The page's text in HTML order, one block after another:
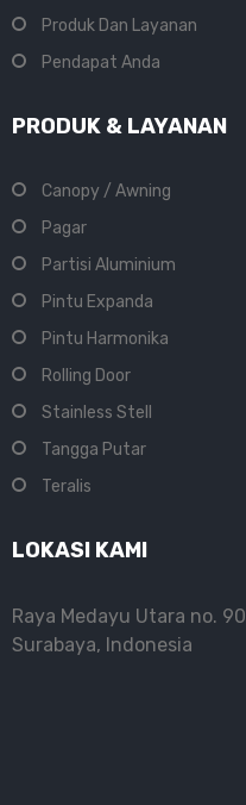
Produk Dan Layanan
Pendapat Anda
PRODUK & LAYANAN
Canopy / Awning
Pagar
Partisi Aluminium
Pintu Expanda
Pintu Harmonika
Rolling Door
Stainless Stell
Tangga Putar
Teralis
LOKASI KAMI
Raya Medayu Utara no. 90
Surabaya, Indonesia